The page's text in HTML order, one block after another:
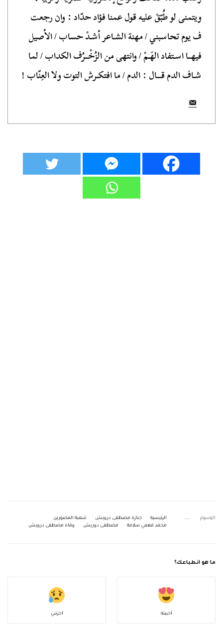
ويتمنى لو طُبّقَ عليه قول عمنا فؤاد حدّاد : وان رجعت
ف يوم تحاسبني / مهنة الشـاعر أشـدْ حساب / الأصيل
فيهــا اسـتفاد الهَـمْ / وانتهى من الزُخْــرُف الكداب / لما
شـاف الدم قـــال : الدم / ما افتكـرش التوت ولا العِنّاب !
الوسوم الرئيسية جنازة مصطفى درويش
شعبة المصورين
محمد فهمي سلامة
مصطفى دوريش وفاة مصطفى درويش
ما هو انطباعك؟
أحببته أحزنني